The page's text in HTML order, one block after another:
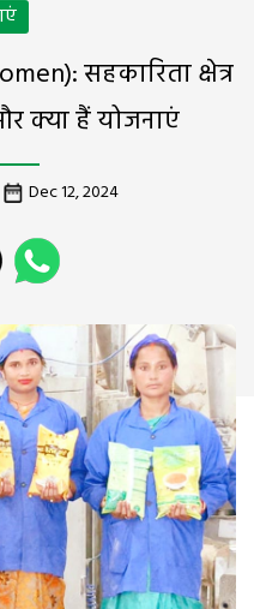
सहकारिता क्षेत्र
क्या हैं योजनाएं
Dec 12, 2024